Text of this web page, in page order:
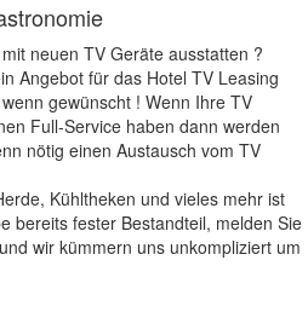
neuen TV Geräte ausstatten ?
Angebot für das Hotel TV Leasing
gewünscht ! Wenn Ihre TV
Full-Service haben dann werden
nötig einen Austausch vom TV
Kühltheken und vieles mehr ist
bereits fester Bestandteil, melden Sie
wir kümmern uns unkompliziert um